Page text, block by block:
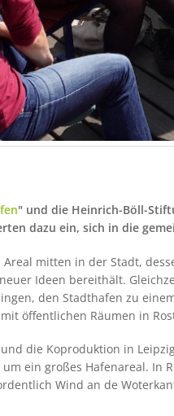
" und die Heinrich-Böll-
dazu ein, sich in die
mitten in der Stadt,
Ideen bereithält.
den Stadthafen zu
öffentlichen Räumen in
die Koproduktion in
ein großes Hafenareal. In
Wind an de